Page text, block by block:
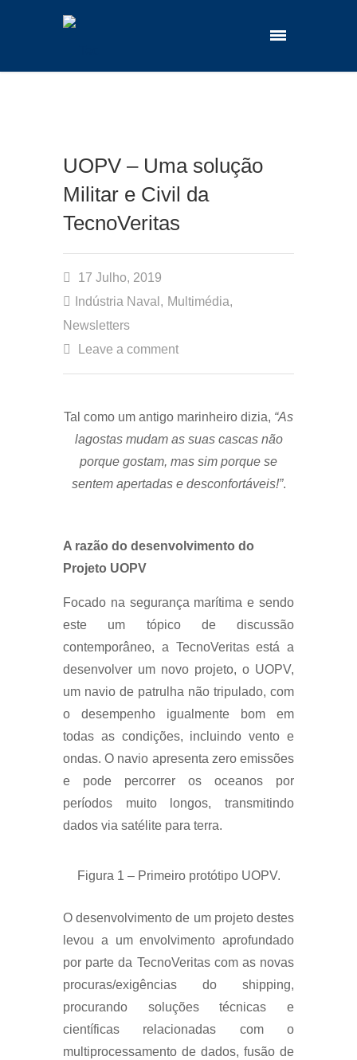
UOPV – Uma solução
Militar e Civil da
TecnoVeritas
17 Julho, 2019
Indústria Naval , Multimédia,
Newsletters
Leave a comment
Tal como um antigo marinheiro dizia, “As
lagostas mudam as suas cascas não
porque gostam, mas sim porque se
sentem apertadas e desconfortáveis!”.
A razão do desenvolvimento do
Projeto UOPV
Focado na segurança marítima e sendo
este um tópico de discussão
contemporâneo, a TecnoVeritas está a
desenvolver um novo projeto, o UOPV,
um navio de patrulha não tripulado, com
o desempenho igualmente bom em
todas as condições, incluindo vento e
ondas. O navio apresenta zero emissões
e pode percorrer os oceanos por
períodos muito longos, transmitindo
dados via satélite para terra.
Figura 1 – Primeiro protótipo UOPV.
O desenvolvimento de um projeto destes
levou a um envolvimento aprofundado
por parte da TecnoVeritas com as novas
procuras/exigências do shipping,
procurando soluções técnicas e
científicas relacionadas com o
multiprocessamento de dados, fusão de